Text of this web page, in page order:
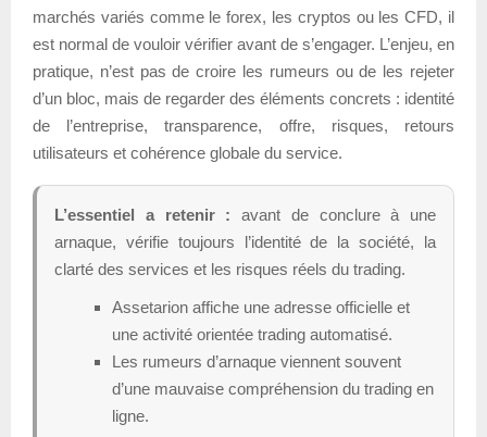
marchés variés comme le forex, les cryptos ou les CFD, il
est normal de vouloir vérifier avant de s’engager. L’enjeu, en
pratique, n’est pas de croire les rumeurs ou de les rejeter
d’un bloc, mais de regarder des éléments concrets : identité
de l’entreprise, transparence, offre, risques, retours
utilisateurs et cohérence globale du service.
L’essentiel a retenir : avant de conclure à une
arnaque, vérifie toujours l’identité de la société, la
clarté des services et les risques réels du trading.
Assetarion affiche une adresse officielle et
une activité orientée trading automatisé.
Les rumeurs d’arnaque viennent souvent
d’une mauvaise compréhension du trading en
ligne.